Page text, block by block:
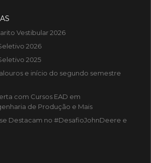
Vestibular 2026
2026
2025
e início do segundo semestre
com Cursos EAD em
de Produção e Mais
Destacam no #DesafioJohnDeere e